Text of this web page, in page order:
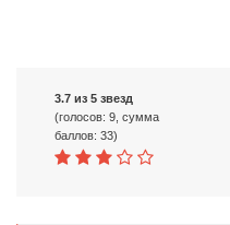
3.7 из 5 звезд
(голосов: 9, сумма
баллов: 33)